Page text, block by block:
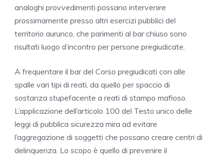
analoghi provvedimenti possano intervenire
prossimamente presso altri esercizi pubblici del
territorio aurunco, che parimenti al bar chiuso sono
risultati luogo d’incontro per persone pregiudicate.
A frequentare il bar del Corso pregiudicati con alle
spalle vari tipi di reati, da quello per spaccio di
sostanza stupefacente a reati di stampo mafioso.
L’applicazione dell’articolo 100 del Testo unico delle
leggi di pubblica sicurezza mira ad evitare
l’aggregazione di soggetti che possano creare centri di
delinquenza. Lo scopo è quello di prevenire il